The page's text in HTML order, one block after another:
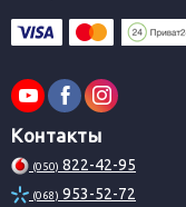
Контакты
(050) 822-42-95
(068) 953-52-72